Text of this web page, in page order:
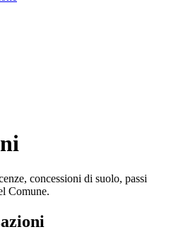
concessioni di suolo, passi
Comune.